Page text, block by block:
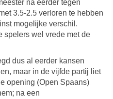
na eerder tegen
3.5-2.5 verloren te hebben
mogelijke verschil.
spelers wel vrede met de
dus al eerder kansen
maar in de vijfde partij liet
opening (Open Spaans)
na een